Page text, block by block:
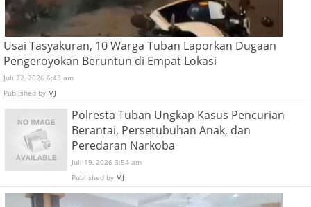
Usai Tasyakuran, 10 Warga Tuban Laporkan Dugaan
Pengeroyokan Beruntun di Empat Lokasi
Juli 22, 2026 6:43 am
Published by MJ
Polresta Tuban Ungkap Kasus Pencurian
Berantai, Persetubuhan Anak, dan
Peredaran Narkoba
Juli 19, 2026 3:54 am
Published by MJ